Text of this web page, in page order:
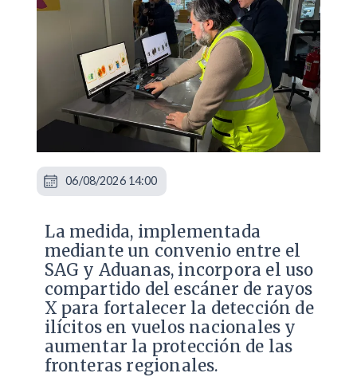
La medida, implementada
mediante un convenio entre el
SAG y Aduanas, incorpora el uso
compartido del escáner de rayos
X para fortalecer la detección de
ilícitos en vuelos nacionales y
aumentar la protección de las
fronteras regionales.
06/08/2026 14:00